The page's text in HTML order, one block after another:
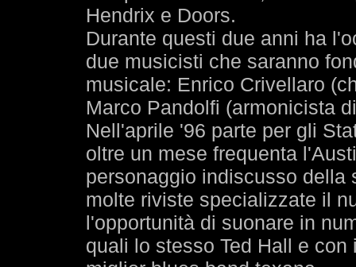
Hendrix e Doors.
Durante questi due anni ha
due musicisti che saranno
musicale: Enrico Crivellaro
Marco Pandolfi (armonicista
Nell'aprile '96 parte per gli
oltre un mese frequenta
personaggio indiscusso della
molte riviste specializzate il
l'opportunità di suonare in
quali lo stesso Ted Hall e